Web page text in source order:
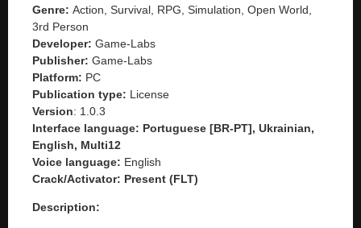
Genre: Action, Survival, RPG, Simulation, Open World,
3rd Person
Developer: Game-Labs
Publisher: Game-Labs
Platform: PC
Publication type: License
Version: 1.0.3
Interface language: Portuguese [BR-PT], Ukrainian,
English, Multi12
Voice language: English
Crack/Activator: Present (FLT)
Description: